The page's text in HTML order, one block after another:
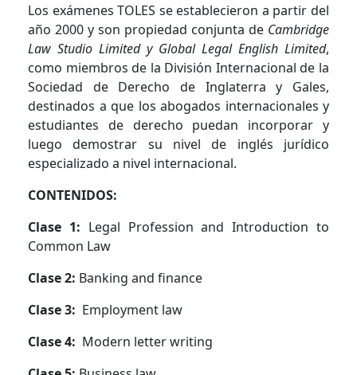
Los exámenes TOLES se establecieron a partir del
año 2000 y son propiedad conjunta de Cambridge
Law Studio Limited y Global Legal English Limited,
como miembros de la División Internacional de la
Sociedad de Derecho de Inglaterra y Gales,
destinados a que los abogados internacionales y
estudiantes de derecho puedan incorporar y
luego demostrar su nivel de inglés jurídico
especializado a nivel internacional.
CONTENIDOS:
Clase 1: Legal Profession and Introduction to
Common Law
Clase 2: Banking and finance
Clase 3: Employment law
Clase 4: Modern letter writing